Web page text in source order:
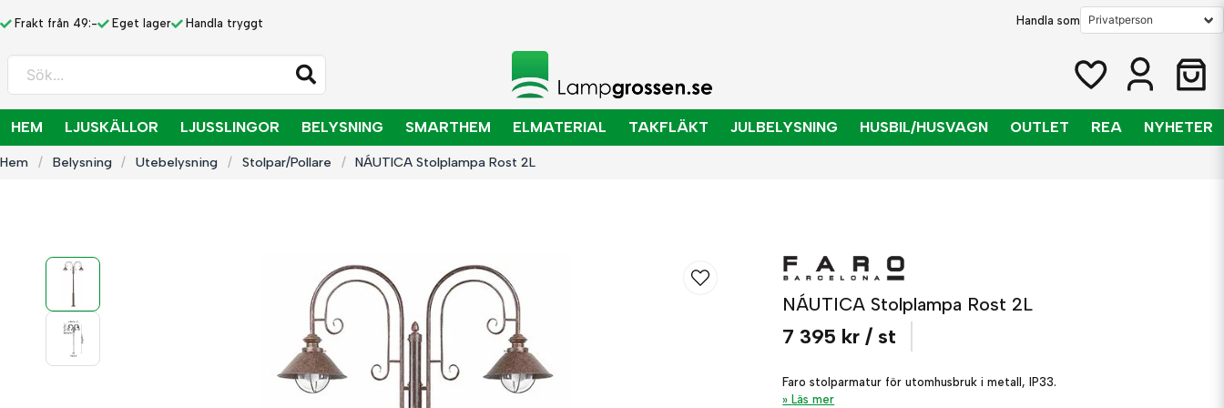
Frakt från 49:- Eget lager Handla tryggt Handla som
Sök...
HEM LJUSKÄLLOR LJUSSLINGOR BELYSNING SMARTHEM ELMATERIAL TAKFLÄKT JULBELYSNING HUSBIL/HUSVAGN OUTLET REA NYHETER
Hem Belysning Utebelysning Stolpar/Pollare NÁUTICA Stolplampa Rost 2L
NÁUTICA Stolplampa Rost 2L
7 395 kr / st
Faro stolparmatur för utomhusbruk i metall, IP33.
Läs mer